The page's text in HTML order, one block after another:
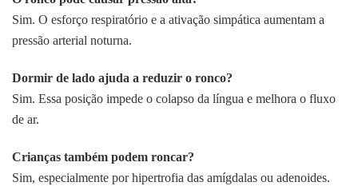
Sim. O esforço respiratório e a ativação simpática aumentam a
pressão arterial noturna.
Dormir de lado ajuda a reduzir o ronco?
Sim. Essa posição impede o colapso da língua e melhora o fluxo
de ar.
Crianças também podem roncar?
Sim, especialmente por hipertrofia das amígdalas ou adenoides.